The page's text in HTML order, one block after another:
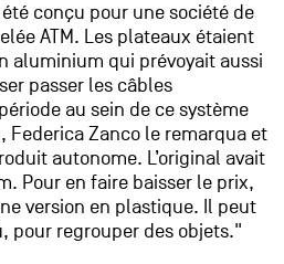
été conçu pour une société de
ATM. Les plateaux étaient
aluminium qui prévoyait aussi
passer les câbles
au sein de ce système
Federica Zanco le remarqua et
autonome. L’original avait
Pour en faire baisser le prix,
version en plastique. Il peut
pour regrouper des objets."